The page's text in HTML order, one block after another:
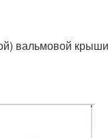
вальмовой крыши